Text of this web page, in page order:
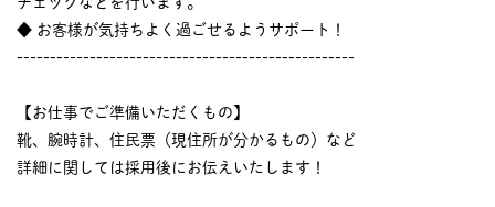
◆ お客様が気持ちよく過ごせるようサポート！
---------------------------------------------------
【お仕事でご準備いただくもの】
靴、腕時計、住民票（現住所が分かるもの）など
詳細に関しては採用後にお伝えいたします！